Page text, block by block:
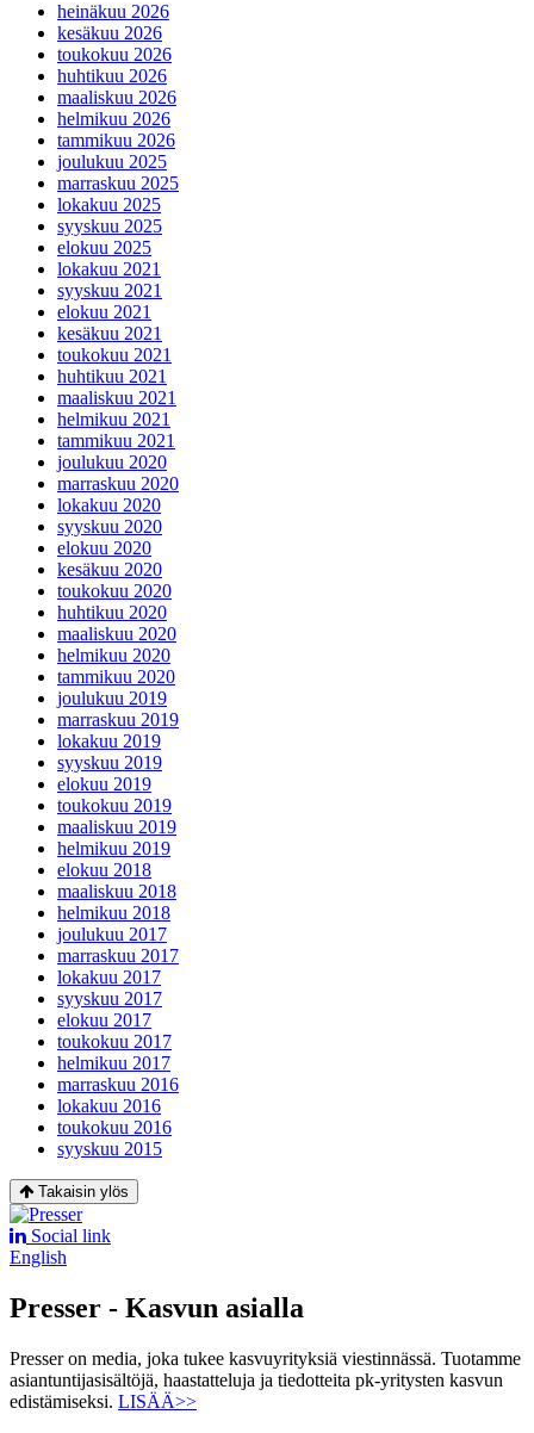
heinäkuu 2026
kesäkuu 2026
toukokuu 2026
huhtikuu 2026
maaliskuu 2026
helmikuu 2026
tammikuu 2026
joulukuu 2025
marraskuu 2025
lokakuu 2025
syyskuu 2025
elokuu 2025
lokakuu 2021
syyskuu 2021
elokuu 2021
kesäkuu 2021
toukokuu 2021
huhtikuu 2021
maaliskuu 2021
helmikuu 2021
tammikuu 2021
joulukuu 2020
marraskuu 2020
lokakuu 2020
syyskuu 2020
elokuu 2020
kesäkuu 2020
toukokuu 2020
huhtikuu 2020
maaliskuu 2020
helmikuu 2020
tammikuu 2020
joulukuu 2019
marraskuu 2019
lokakuu 2019
syyskuu 2019
elokuu 2019
toukokuu 2019
maaliskuu 2019
helmikuu 2019
elokuu 2018
maaliskuu 2018
helmikuu 2018
joulukuu 2017
marraskuu 2017
lokakuu 2017
syyskuu 2017
elokuu 2017
toukokuu 2017
helmikuu 2017
marraskuu 2016
lokakuu 2016
toukokuu 2016
syyskuu 2015
Takaisin ylös
Social link
English
Presser - Kasvun asialla
Presser on media, joka tukee kasvuyrityksiä viestinnässä. Tuotamme
asiantuntijasisältöjä, haastatteluja ja tiedotteita pk-yritysten kasvun
edistämiseksi. LISÄÄ>>